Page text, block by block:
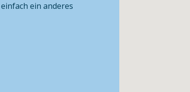
ein anderes